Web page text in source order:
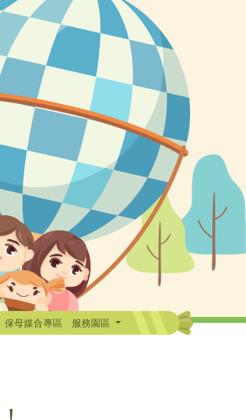
保母媒合專區 服務園區